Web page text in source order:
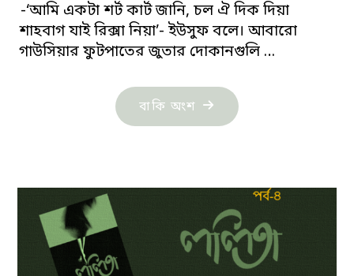
-‘আমি একটা শর্ট কার্ট জানি, চল ঐ দিক দিয়া
শাহবাগ যাই রিক্সা নিয়া’- ইউসুফ বলে। আবারো
গাউসিয়ার ফুটপাতের জুতার দোকানগুলি …
বাকি অংশ "নাহার
মনিকা: